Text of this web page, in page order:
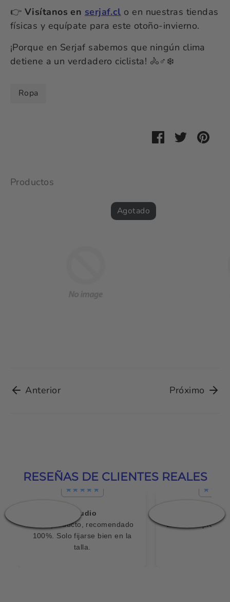
👉 Visítanos en serjaf.cl o en nuestras tiendas
físicas y equípate para este otoño-invierno.
¡Porque en Serjaf sabemos que ningún clima
detiene a un verdadero ciclista! 🚴♂️❄️
Ropa
Compartir
Tuitear
Productos
Agotado
Anterior Próximo
RESEÑAS DE CLIENTES REALES
Claudio
Buen producto, recomendado
100%. Solo fijarse bien en la
talla.
Excelente